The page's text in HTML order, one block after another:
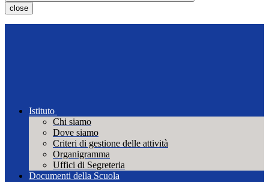
close
Istituto
Chi siamo
Dove siamo
Criteri di gestione delle attività
Organigramma
Uffici di Segreteria
Documenti della Scuola